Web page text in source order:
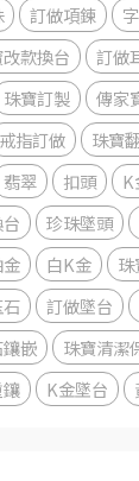
訂做項鍊
款換台 訂做
珠寶訂製 傳家
戒指訂做 珠寶
翡翠 扣頭 K
珍珠墜頭
白K金
石 訂做墜台
鑲嵌 珠寶清潔
K金墜台